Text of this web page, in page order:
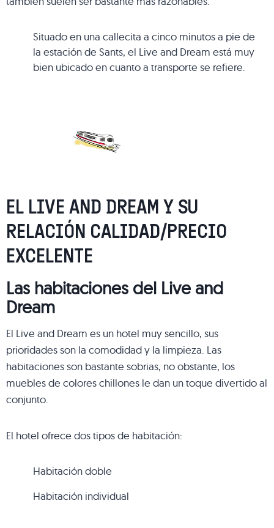
Situado en una callecita a cinco minutos a pie de
la estación de Sants, el Live and Dream está muy
bien ubicado en cuanto a transporte se refiere.
EL LIVE AND DREAM Y SU
RELACIÓN CALIDAD/PRECIO
EXCELENTE
Las habitaciones del Live and
Dream
El Live and Dream es un hotel muy sencillo, sus
prioridades son la comodidad y la limpieza. Las
habitaciones son bastante sobrias, no obstante, los
muebles de colores chillones le dan un toque divertido al
conjunto.
El hotel ofrece dos tipos de habitación:
Habitación doble
Habitación individual